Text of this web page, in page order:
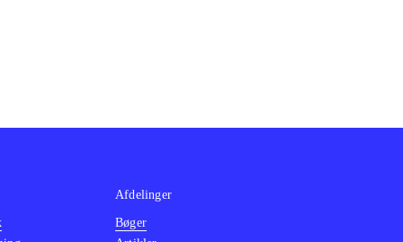
Afdelinger
Bøger